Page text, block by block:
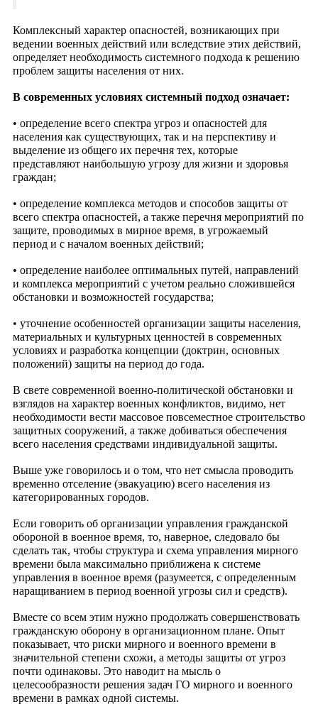
Комплексный характер опасностей, возникающих при
ведении военных действий или вследствие этих действий,
определяет необходимость системного подхода к решению
проблем защиты населения от них.
В современных условиях системный подход означает:
• определение всего спектра угроз и опасностей для
населения как существующих, так и на перспективу и
выделение из общего их перечня тех, которые
представляют наибольшую угрозу для жизни и здоровья
граждан;
• определение комплекса методов и способов защиты от
всего спектра опасностей, а также перечня мероприятий по
защите, проводимых в мирное время, в угрожаемый
период и с началом военных действий;
• определение наиболее оптимальных путей, направлений
и комплекса мероприятий с учетом реально сложившейся
обстановки и возможностей государства;
• уточнение особенностей организации защиты населения,
материальных и культурных ценностей в современных
условиях и разработка концепции (доктрин, основных
положений) защиты на период до года.
В свете современной военно-политической обстановки и
взглядов на характер военных конфликтов, видимо, нет
необходимости вести массовое повсеместное строительство
защитных сооружений, а также добиваться обеспечения
всего населения средствами индивидуальной защиты.
Выше уже говорилось и о том, что нет смысла проводить
временно отселение (эвакуацию) всего населения из
категорированных городов.
Если говорить об организации управления гражданской
обороной в военное время, то, наверное, следовало бы
сделать так, чтобы структура и схема управления мирного
времени была максимально приближена к системе
управления в военное время (разумеется, с определенным
наращиванием в период военной угрозы сил и средств).
Вместе со всем этим нужно продолжать совершенствовать
гражданскую оборону в организационном плане. Опыт
показывает, что риски мирного и военного времени в
значительной степени схожи, а методы защиты от угроз
почти одинаковы. Это наводит на мысль о
целесообразности решения задач ГО мирного и военного
времени в рамках одной системы.